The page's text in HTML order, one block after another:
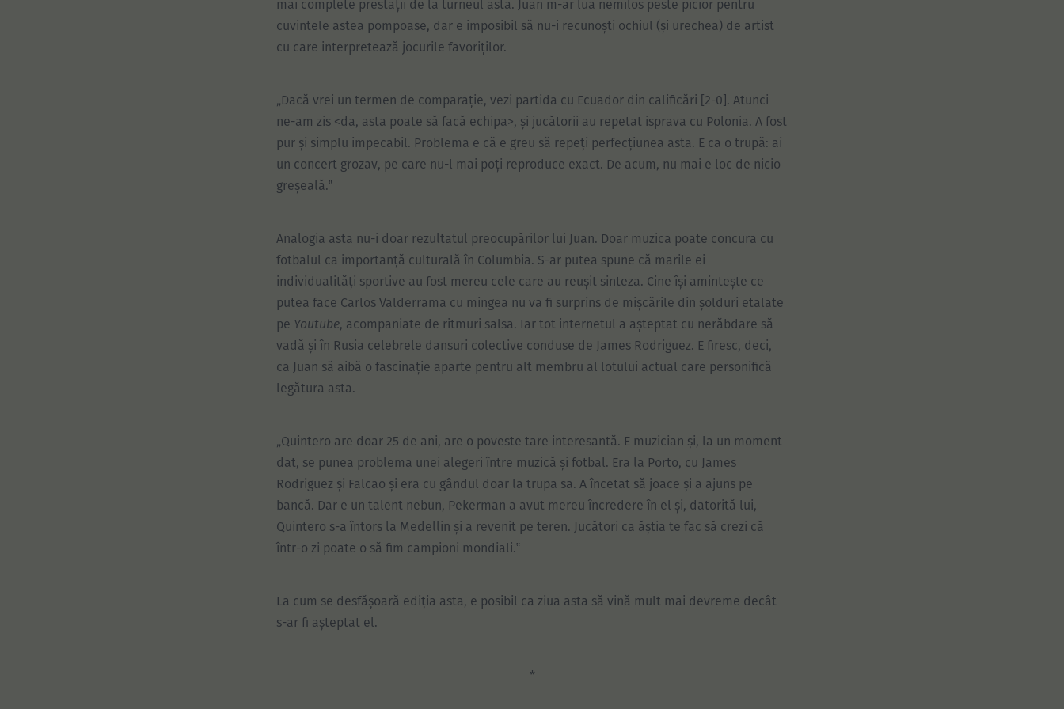
mai complete prestații de la turneul ăsta. Juan m-ar lua nemilos peste picior pentru
cuvintele astea pompoase, dar e imposibil să nu-i recunoști ochiul (și urechea) de artist
cu care interpretează jocurile favoriților.
„Dacă vrei un termen de comparație, vezi partida cu Ecuador din calificări [2-0]. Atunci
ne-am zis <da, asta poate să facă echipa>, și jucătorii au repetat isprava cu Polonia. A fost
pur și simplu impecabil. Problema e că e greu să repeți perfecțiunea asta. E ca o trupă: ai
un concert grozav, pe care nu-l mai poți reproduce exact. De acum, nu mai e loc de nicio
greșeală.‟
Analogia asta nu-i doar rezultatul preocupărilor lui Juan. Doar muzica poate concura cu
fotbalul ca importanță culturală în Columbia. S-ar putea spune că marile ei
individualități sportive au fost mereu cele care au reușit sinteza. Cine își amintește ce
putea face Carlos Valderrama cu mingea nu va fi surprins de mișcările din șolduri etalate
pe Youtube, acompaniate de ritmuri salsa. Iar tot internetul a așteptat cu nerăbdare să
vadă și în Rusia celebrele dansuri colective conduse de James Rodriguez. E firesc, deci,
ca Juan să aibă o fascinație aparte pentru alt membru al lotului actual care personifică
legătura asta.
„Quintero are doar 25 de ani, are o poveste tare interesantă. E muzician și, la un moment
dat, se punea problema unei alegeri între muzică și fotbal. Era la Porto, cu James
Rodriguez și Falcao și era cu gândul doar la trupa sa. A încetat să joace și a ajuns pe
bancă. Dar e un talent nebun, Pekerman a avut mereu încredere în el și, datorită lui,
Quintero s-a întors la Medellin și a revenit pe teren. Jucători ca ăștia te fac să crezi că
într-o zi poate o să fim campioni mondiali.‟
La cum se desfășoară ediția asta, e posibil ca ziua asta să vină mult mai devreme decât
s-ar fi așteptat el.
*